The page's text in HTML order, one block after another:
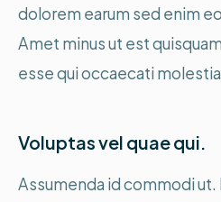
dolorem earum sed enim
Amet minus ut est
esse qui occaecati
Voluptas vel quae qui.
Assumenda id commodi